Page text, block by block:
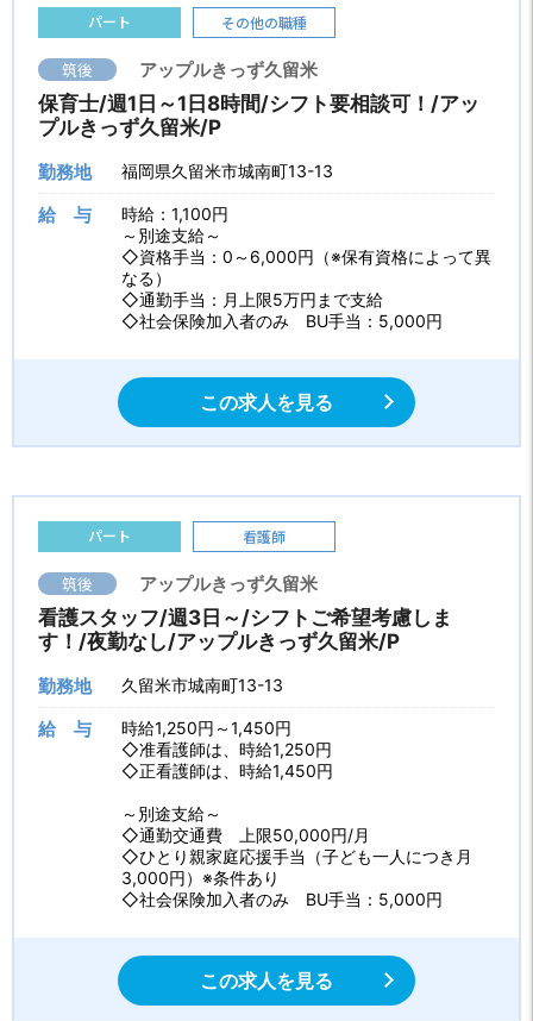
パート その他の職種
筑後 アップルきっず久留米
保育士/週1日～1日8時間/シフト要相談可！/アッ
プルきっず久留米/P
勤務地 福岡県久留米市城南町13-13
給 与
時給：1,100円
～別途支給～
◇資格手当：0～6,000円（※保有資格によって異
なる）
◇通勤手当：月上限5万円まで支給
◇社会保険加入者のみ BU手当：5,000円
この求人を見る
パート 看護師
筑後 アップルきっず久留米
看護スタッフ/週3日～/シフトご希望考慮しま
す！/夜勤なし/アップルきっず久留米/P
勤務地 久留米市城南町13-13
給 与
時給1,250円～1,450円
◇准看護師は、時給1,250円
◇正看護師は、時給1,450円
～別途支給～
◇通勤交通費 上限50,000円/月
◇ひとり親家庭応援手当（子ども一人につき月
3,000円）※条件あり
◇社会保険加入者のみ BU手当：5,000円
この求人を見る